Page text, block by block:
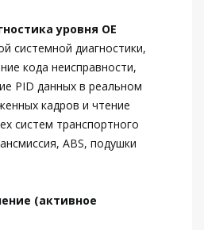
уровня ОЕ
системной диагностики,
кода неисправности,
PID данных в реальном
кадров и чтение
систем транспортного
ABS, подушки
(активное